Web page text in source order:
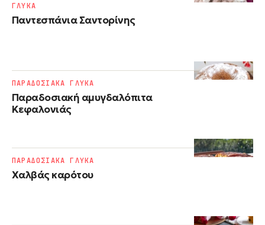
Παντεσπάνια Σαντορίνης
ΓΛΥΚΑ
Παραδοσιακή αμυγδαλόπιτα
Κεφαλονιάς
ΠΑΡΑΔΟΣΙΑΚΑ ΓΛΥΚΑ
Χαλβάς καρότου
ΠΑΡΑΔΟΣΙΑΚΑ ΓΛΥΚΑ